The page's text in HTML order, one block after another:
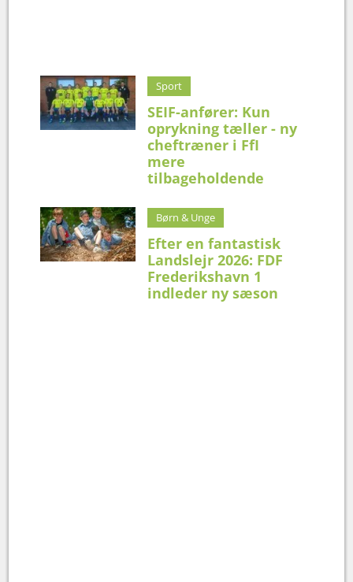
Sport
SEIF-anfører: Kun
oprykning tæller - ny
cheftræner i FfI
mere
tilbageholdende
Børn & Unge
Efter en fantastisk
Landslejr 2026: FDF
Frederikshavn 1
indleder ny sæson